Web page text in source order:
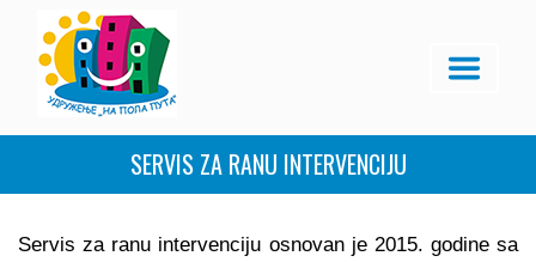
SERVIS ZA RANU INTERVENCIJU
Servis za ranu intervenciju osnovan je 2015. godine sa